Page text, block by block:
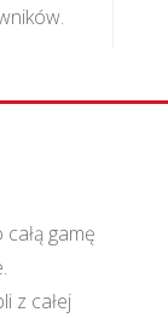
gamę
z całej